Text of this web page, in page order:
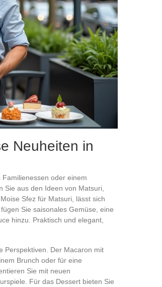
Neuheiten in
oder einem
Sie aus den Ideen von Matsuri,
Sfez für Matsuri, lässt sich
Sie saisonales Gemüse, eine
hinzu. Praktisch und elegant,
Perspektiven. Der Macaron mit
Brunch oder für eine
Sie mit neuen
Für das Dessert bieten Sie